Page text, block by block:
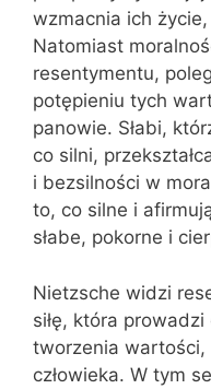
wzmacnia ich życie,
Natomiast
resentymentu,
potępieniu tych
panowie. Słabi,
co silni,
i bezsilności w
to, co silne i
słabe, pokorne i
Nietzsche widzi
siłę, która
tworzenia wartości,
człowieka. W tym